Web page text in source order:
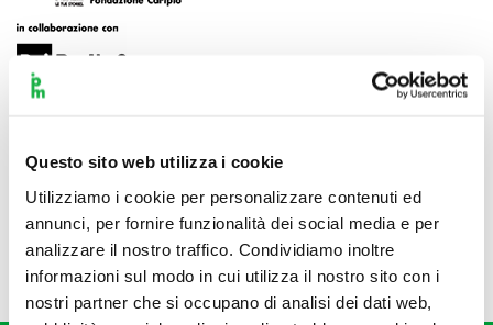
Questo sito web utilizza i cookie
Utilizziamo i cookie per personalizzare contenuti ed
annunci, per fornire funzionalità dei social media e per
analizzare il nostro traffico. Condividiamo inoltre
informazioni sul modo in cui utilizza il nostro sito con i
nostri partner che si occupano di analisi dei dati web,